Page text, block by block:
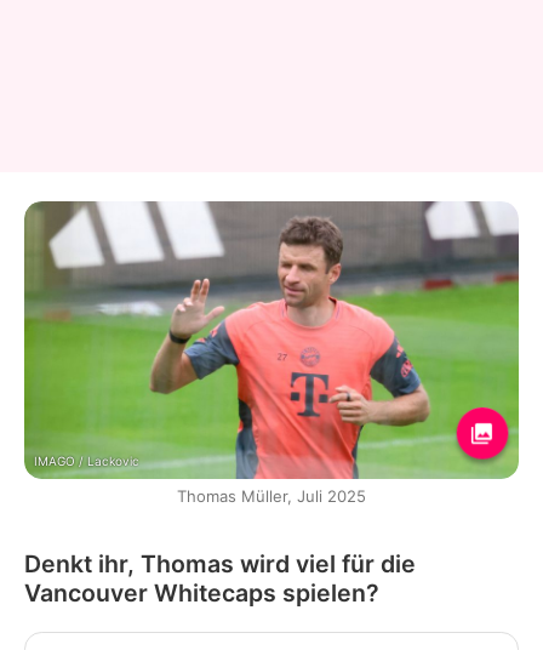
IMAGO / Lackovic
Thomas Müller, Juli 2025
Denkt ihr, Thomas wird viel für die
Vancouver Whitecaps spielen?